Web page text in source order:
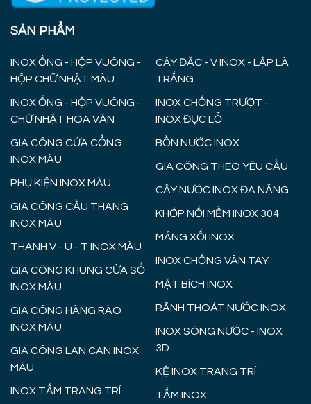
SẢN PHẨM
INOX ỐNG - HỘP VUÔNG -
HỘP CHỮ NHẬT MÀU
INOX ỐNG - HỘP VUÔNG -
CHỮ NHẬT HOA VĂN
GIA CÔNG CỬA CỔNG
INOX MÀU
PHỤ KIỆN INOX MÀU
GIA CÔNG CẦU THANG
INOX MÀU
THANH V - U - T INOX MÀU
GIA CÔNG KHUNG CỬA SỔ
INOX MÀU
GIA CÔNG HÀNG RÀO
INOX MÀU
GIA CÔNG LAN CAN INOX
MÀU
INOX TẤM TRANG TRÍ
CÂY ĐẶC - V INOX - LẬP LÀ
TRẮNG
INOX CHỐNG TRƯỢT -
INOX ĐỤC LỖ
BỒN NƯỚC INOX
GIA CÔNG THEO YÊU CẦU
CÂY NƯỚC INOX ĐA NĂNG
KHỚP NỐI MỀM INOX 304
MÁNG XỐI INOX
INOX CHỐNG VÂN TAY
MẶT BÍCH INOX
RÃNH THOÁT NƯỚC INOX
INOX SÓNG NƯỚC - INOX
3D
KỆ INOX TRANG TRÍ
TẤM INOX